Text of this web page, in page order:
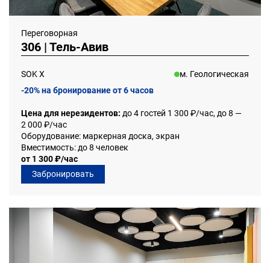
Переговорная
306 | Тель-Авив
SOK Х
м. Геологическая
-20% на бронирование от 6 часов
Цена для нерезидентов: до 4 гостей 1 300 ₽/час, до 8 —
2 000 ₽/час
Оборудование: маркерная доска, экран
Вместимость: до 8 человек
от 1 300 ₽/час
Забронировать